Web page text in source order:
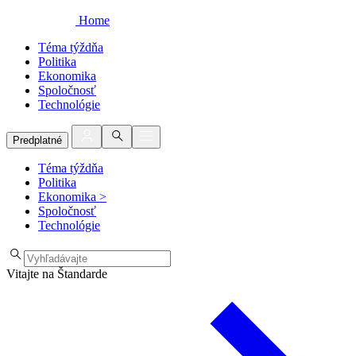
Home
Téma týždňa
Politika
Ekonomika
Spoločnosť
Technológie
Predplatné
Téma týždňa
Politika
Ekonomika >
Spoločnosť
Technológie
Vitajte na Štandarde